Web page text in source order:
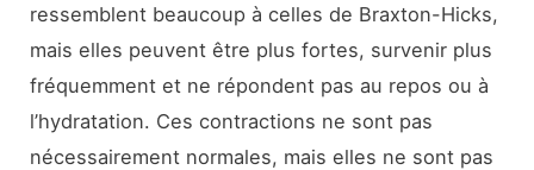
ressemblent beaucoup à celles de Braxton-Hicks,
mais elles peuvent être plus fortes, survenir plus
fréquemment et ne répondent pas au repos ou à
l’hydratation. Ces contractions ne sont pas
nécessairement normales, mais elles ne sont pas